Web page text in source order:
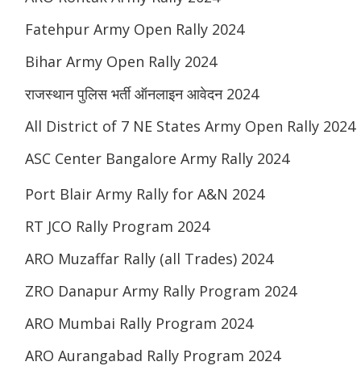
Fatehpur Army Open Rally 2024
Bihar Army Open Rally 2024
राजस्थान पुलिस भर्ती ऑनलाइन आवेदन 2024
All District of 7 NE States Army Open Rally 2024
ASC Center Bangalore Army Rally 2024
Port Blair Army Rally for A&N 2024
RT JCO Rally Program 2024
ARO Muzaffar Rally (all Trades) 2024
ZRO Danapur Army Rally Program 2024
ARO Mumbai Rally Program 2024
ARO Aurangabad Rally Program 2024